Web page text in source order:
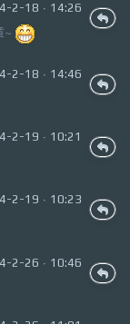
2-18 · 14:26
~
2-18 · 14:46
2-19 · 10:21
2-19 · 10:23
2-26 · 10:46